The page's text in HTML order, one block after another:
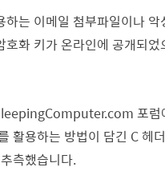
는 이메일 첨부파일이나
화 키가 온라인에 공개되
포
활용하는 방법이 담긴 C 헤
측했습니다.